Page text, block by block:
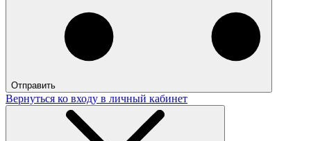
Отправить
Вернуться ко входу в личный кабинет